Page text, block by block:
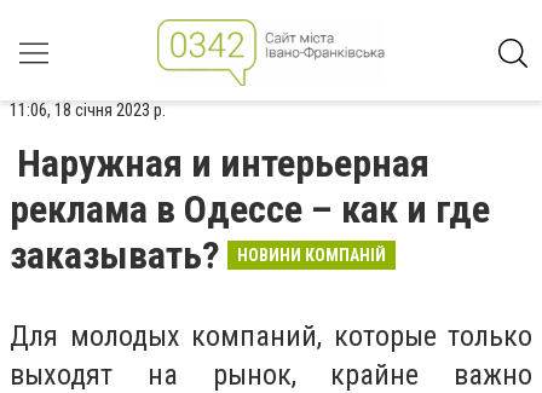
11:06, 18 січня 2023 р.
Наружная и интерьерная
реклама в Одессе – как и где
заказывать?
НОВИНИ КОМПАНІЙ
Для молодых компаний, которые только
выходят на рынок, крайне важно